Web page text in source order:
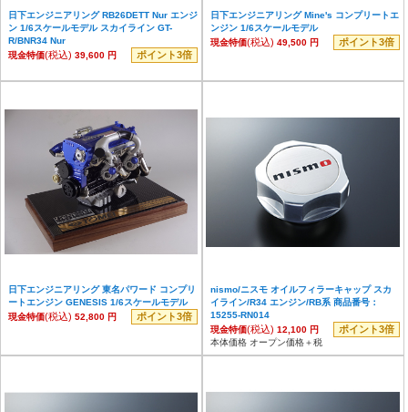
日下エンジニアリング RB26DETT Nur エンジ
ン 1/6スケールモデル スカイライン GT-
R/BNR34 Nur
現金特価(税込) 39,600 円 ポイント3倍
日下エンジニアリング Mine's コンプリートエ
ンジン 1/6スケールモデル
現金特価(税込) 49,500 円 ポイント3倍
日下エンジニアリング 東名パワード コンプリ
ートエンジン GENESIS 1/6スケールモデル
現金特価(税込) 52,800 円 ポイント3倍
nismo/ニスモ オイルフィラーキャップ スカ
イライン/R34 エンジン/RB系 商品番号：
15255-RN014
現金特価(税込) 12,100 円 ポイント3倍
本体価格 オープン価格＋税